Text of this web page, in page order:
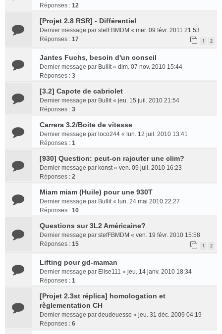
Réponses : 12
[Projet 2.8 RSR] - Différentiel
Dernier message par stefFBMDM « mer. 09 févr. 2011 21:53
Réponses : 17 1 2
Jantes Fuchs, besoin d'un conseil
Dernier message par Bullit« dim. 07 nov. 2010 15:44
Réponses : 3
[3.2] Capote de cabriolet
Dernier message par Bullit« jeu. 15 juil. 2010 21:54
Réponses : 3
Carrera 3.2/Boite de vitesse
Dernier message par loco244 « lun. 12 juil. 2010 13:41
Réponses : 1
[930] Question: peut-on rajouter une clim?
Dernier message par konst« ven. 09 juil. 2010 16:23
Réponses : 2
Miam miam (Huile) pour une 930T
Dernier message par Bullit« lun. 24 mai 2010 22:27
Réponses : 10
Questions sur 3L2 Américaine?
Dernier message par stefFBMDM « ven. 19 févr. 2010 15:58
Réponses : 15 1 2
Lifting pour gd-maman
Dernier message par Elise111 « jeu. 14 janv. 2010 18:34
Réponses : 1
[Projet 2.3st réplica] homologation et
règlementation CH
Dernier message par deudeuesse « jeu. 31 déc. 2009 04:19
Réponses : 6